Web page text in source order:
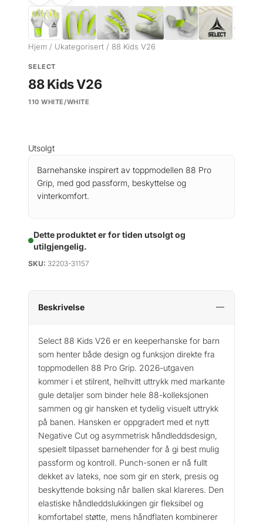
Hjem / Ukategorisert / 88 Kids V26
SELECT
88 Kids V26
110 WHITE/WHITE
Utsolgt
Barnehanske inspirert av toppmodellen 88 Pro
Grip, med god passform, beskyttelse og
vinterkomfort.
Dette produktet er for tiden utsolgt og
utilgjengelig.
SKU: 32203-31157
Beskrivelse
Select 88 Kids V26 er en keeperhanske for barn
som henter både design og funksjon direkte fra
toppmodellen 88 Pro Grip. 2026-utgaven
kommer i et stilrent, helhvitt uttrykk med markante
gule detaljer som binder hele 88-kolleksjonen
sammen og gir hansken et tydelig visuelt uttrykk
på banen. Hansken er oppgradert med et nytt
Negative Cut og asymmetrisk håndleddsdesign,
spesielt tilpasset barnehender for å gi best mulig
passform og kontroll. Punch-sonen er nå fullt
dekket av lateks, noe som gir en sterk, presis og
beskyttende boksing når ballen skal klareres. Den
elastiske håndleddslukkingen gir fleksibel og
komfortabel støtte, mens håndflaten kombinerer